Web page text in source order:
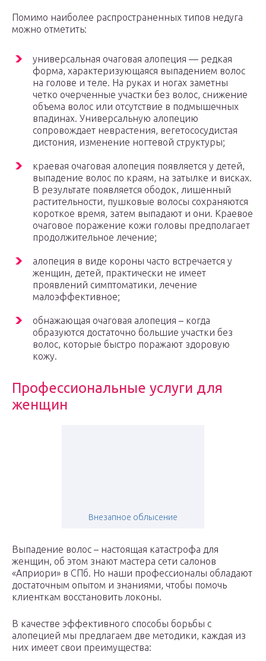
Помимо наиболее распространенных типов недуга
можно отметить:
универсальная очаговая алопеция — редкая
форма, характеризующаяся выпадением волос
на голове и теле. На руках и ногах заметны
четко очерченные участки без волос, снижение
объема волос или отсутствие в подмышечных
впадинах. Универсальную алопецию
сопровождает неврастения, вегетососудистая
дистония, изменение ногтевой структуры;
краевая очаговая алопеция появляется у детей,
выпадение волос по краям, на затылке и висках.
В результате появляется ободок, лишенный
растительности, пушковые волосы сохраняются
короткое время, затем выпадают и они. Краевое
очаговое поражение кожи головы предполагает
продолжительное лечение;
алопеция в виде короны часто встречается у
женщин, детей, практически не имеет
проявлений симптоматики, лечение
малоэффективное;
обнажающая очаговая алопеция – когда
образуются достаточно большие участки без
волос, которые быстро поражают здоровую
кожу.
Профессиональные услуги для
женщин
Внезапное облысение
Выпадение волос – настоящая катастрофа для
женщин, об этом знают мастера сети салонов
«Априори» в СПб. Но наши профессионалы обладают
достаточным опытом и знаниями, чтобы помочь
клиенткам восстановить локоны.
В качестве эффективного способы борьбы с
алопецией мы предлагаем две методики, каждая из
них имеет свои преимущества: